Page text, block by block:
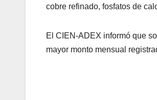
cobre refinado, fosfatos de
El CIEN-ADEX informó que
mayor monto mensual